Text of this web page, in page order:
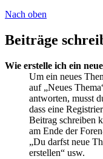
Nach oben
Beiträge
Wie erstelle ich ein
Um ein neues
auf „Neues
antworten, musst
dass eine
Beitrag schreiben
am Ende der
„Du darfst neue
erstellen“ usw.